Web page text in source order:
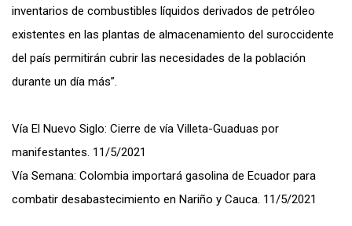
inventarios de combustibles líquidos derivados de petróleo
existentes en las plantas de almacenamiento del suroccidente
del país permitirán cubrir las necesidades de la población
durante un día más”.
Vía El Nuevo Siglo: Cierre de vía Villeta-Guaduas por
manifestantes. 11/5/2021
Vía Semana: Colombia importará gasolina de Ecuador para
combatir desabastecimiento en Nariño y Cauca. 11/5/2021